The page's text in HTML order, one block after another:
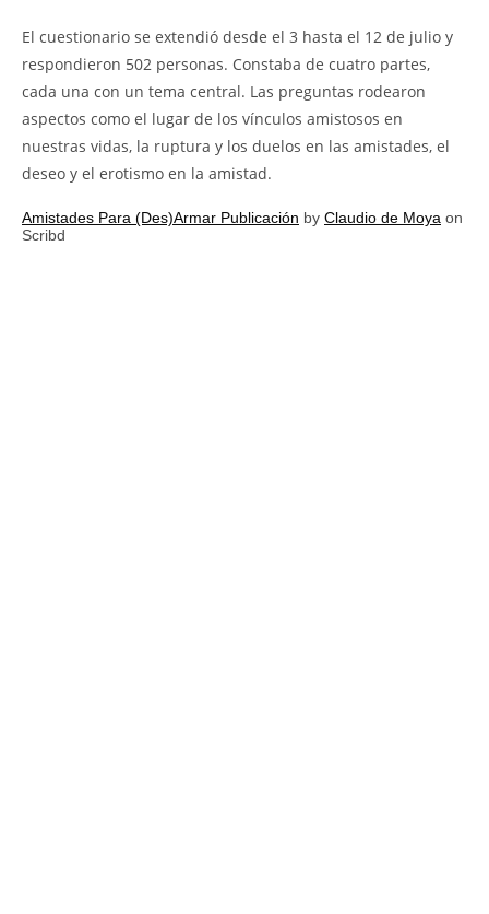
El cuestionario se extendió desde el 3 hasta el 12 de julio y
respondieron 502 personas. Constaba de cuatro partes,
cada una con un tema central. Las preguntas rodearon
aspectos como el lugar de los vínculos amistosos en
nuestras vidas, la ruptura y los duelos en las amistades, el
deseo y el erotismo en la amistad.
Amistades Para (Des)Armar Publicación by Claudio de Moya on
Scribd